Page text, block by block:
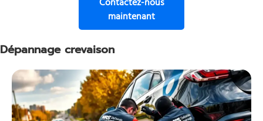
maintenantpour une assistance
Dépannage crevaison